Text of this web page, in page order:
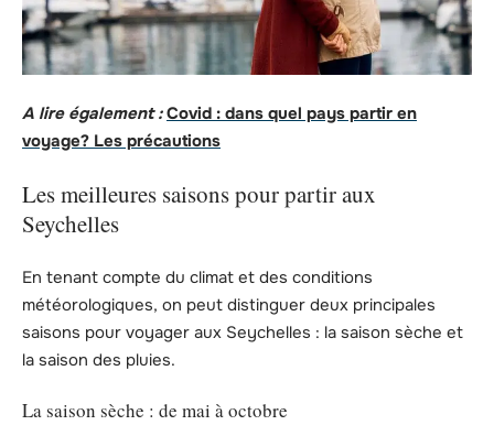
A lire également : Covid : dans quel pays partir en
voyage? Les précautions
Les meilleures saisons pour partir aux
Seychelles
En tenant compte du climat et des conditions
météorologiques, on peut distinguer deux principales
saisons pour voyager aux Seychelles : la saison sèche et
la saison des pluies.
La saison sèche : de mai à octobre